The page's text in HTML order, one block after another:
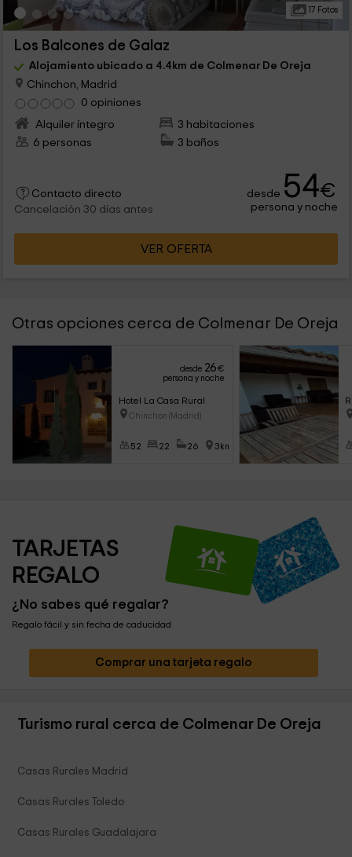
17 Fotos
Los Balcones de Galaz
Alojamiento ubicado a 4.4km de Colmenar De Oreja
Chinchon, Madrid
0 opiniones
Alquiler íntegro
3 habitaciones
6 personas
3 baños
Contacto directo
Cancelación 30 días antes
desde 54€
persona y noche
VER OFERTA
Otras opciones cerca de Colmenar De Oreja
desde 26€
persona y noche
Hotel La Casa Rural
Chinchon (Madrid)
52 22 26 3km
TARJETAS
REGALO
¿No sabes qué regalar?
Regalo fácil y sin fecha de caducidad
Comprar una tarjeta regalo
Turismo rural cerca de Colmenar De Oreja
Casas Rurales Madrid
Casas Rurales Toledo
Casas Rurales Guadalajara